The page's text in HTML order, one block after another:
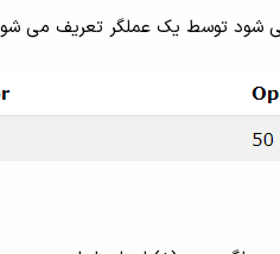
می شود توسط یک عملگر تعریف می